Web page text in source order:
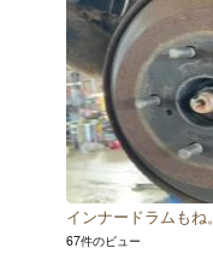
インナードラムもね。
67件のビュー